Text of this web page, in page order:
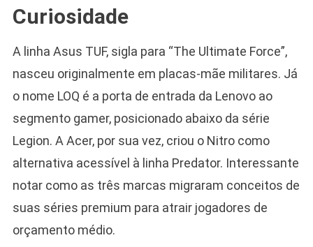
Curiosidade
A linha Asus TUF, sigla para “The Ultimate Force”,
nasceu originalmente em placas-mãe militares. Já
o nome LOQ é a porta de entrada da Lenovo ao
segmento gamer, posicionado abaixo da série
Legion. A Acer, por sua vez, criou o Nitro como
alternativa acessível à linha Predator. Interessante
notar como as três marcas migraram conceitos de
suas séries premium para atrair jogadores de
orçamento médio.